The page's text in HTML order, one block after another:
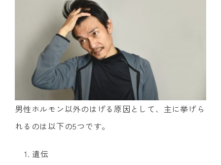
男性ホルモン以外のはげる原因として、主に挙げら
れるのは以下の5つです。
遺伝